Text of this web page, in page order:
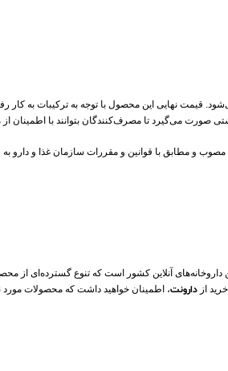
نهایی این محصول با توجه به ترکیبات به کار
صورت می‌گیرد تا مصرف‌کنندگان بتوانند با اطمینان
و مطابق با قوانین و مقررات سازمان غذا و دارو به
داروخانه‌های آنلاین کشور است که تنوع گسترده‌ای از
از دارونت، اطمینان خواهید داشت که محصولات مورد